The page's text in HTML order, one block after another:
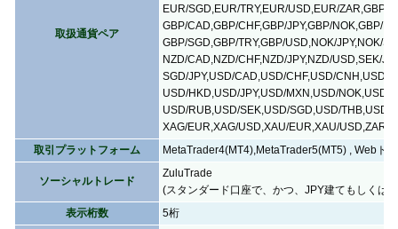
取扱通貨ペア
EUR/SGD,EUR/TRY,EUR/USD,EUR/ZAR,GBP/
GBP/CAD,GBP/CHF,GBP/JPY,GBP/NOK,GBP/
GBP/SGD,GBP/TRY,GBP/USD,NOK/JPY,NOK/
NZD/CAD,NZD/CHF,NZD/JPY,NZD/USD,SEK/
SGD/JPY,USD/CAD,USD/CHF,USD/CNH,USD/
USD/HKD,USD/JPY,USD/MXN,USD/NOK,USD/
USD/RUB,USD/SEK,USD/SGD,USD/THB,USD/
XAG/EUR,XAG/USD,XAU/EUR,XAU/USD,ZAR/
取引プラットフォーム
MetaTrader4(MT4),MetaTrader5(MT5) , Webト
ソーシャルトレード
ZuluTrade
(スタンダード口座で、かつ、JPY建てもしくは
表示桁数
5桁